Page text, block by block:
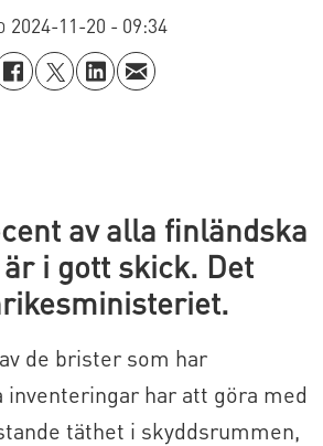
2024-11-20 - 09:34
av alla finländska
i gott skick. Det
de brister som har
inventeringar har att göra med
täthet i skyddsrummen,